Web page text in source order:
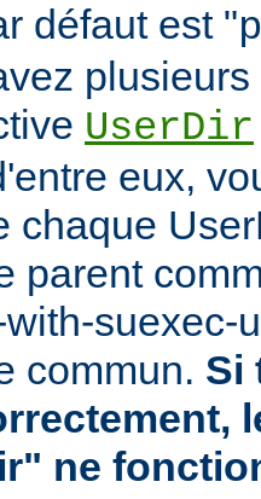
défaut est "
UserDir
eux,
chaque
parent
with-suexec-
commun. Si
ne